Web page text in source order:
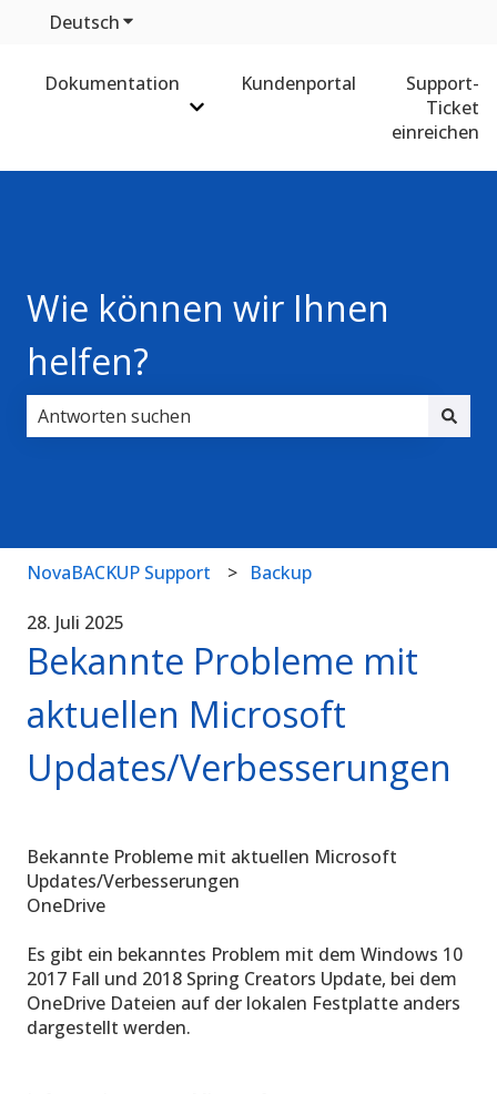
DeutschUntermenü für Übersetzungen anzeigen
Dokumentation
Untermenü für Dokumentation
Kundenportal
Support-
Ticket
einreichen
Wie können wir Ihnen
helfen?
NovaBACKUP Support Backup
28. Juli 2025
Bekannte Probleme mit
aktuellen Microsoft
Updates/Verbesserungen
Bekannte Probleme mit aktuellen Microsoft
Updates/Verbesserungen
OneDrive
Es gibt ein bekanntes Problem mit dem Windows 10
2017 Fall und 2018 Spring Creators Update, bei dem
OneDrive Dateien auf der lokalen Festplatte anders
dargestellt werden.